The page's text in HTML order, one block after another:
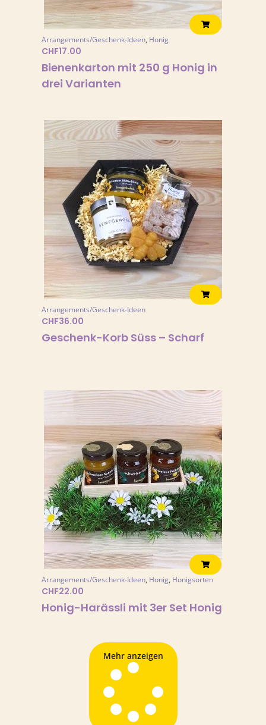
Arrangements/Geschenk-Ideen, Honig
CHF17.00
Bienenkarton mit 250 g Honig in
drei Varianten
Arrangements/Geschenk-Ideen
CHF36.00
Geschenk-Korb Süss – Scharf
Arrangements/Geschenk-Ideen, Honig, Honigsorten
CHF22.00
Honig-Harässli mit 3er Set Honig
Mehr anzeigen